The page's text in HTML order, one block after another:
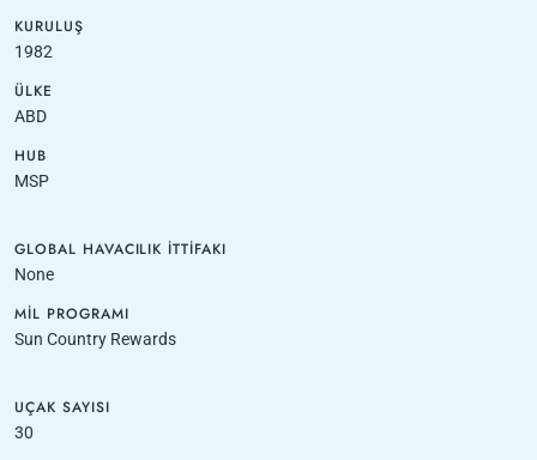
KURULUŞ
1982
ÜLKE
ABD
HUB
MSP
GLOBAL HAVACILIK İTTIFAKI
None
MIL PROGRAMI
Sun Country Rewards
UÇAK SAYISI
30